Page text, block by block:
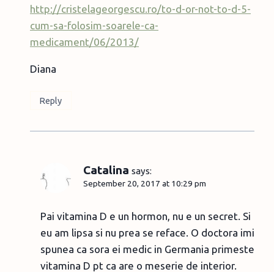
http://cristelageorgescu.ro/to-d-or-not-to-d-5-
cum-sa-folosim-soarele-ca-
medicament/06/2013/
Diana
Reply
Catalina says:
September 20, 2017 at 10:29 pm
Pai vitamina D e un hormon, nu e un secret. Si
eu am lipsa si nu prea se reface. O doctora imi
spunea ca sora ei medic in Germania primeste
vitamina D pt ca are o meserie de interior.